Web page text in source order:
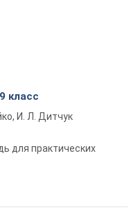
класс
И. Л. Дитчук
для практических